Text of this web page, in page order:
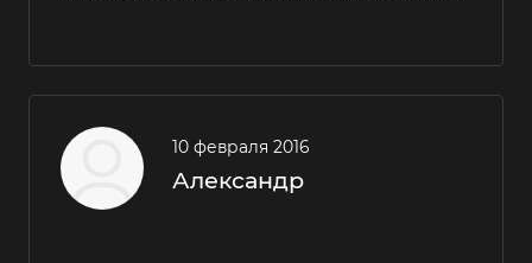
10 февраля 2016
Александр